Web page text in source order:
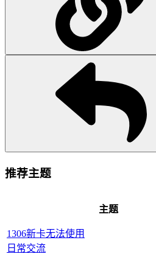
推荐主题
主题
1306新卡无法使用
日常交流